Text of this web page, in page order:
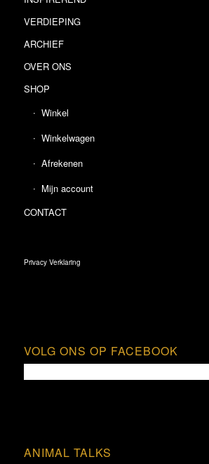
VERDIEPING
ARCHIEF
OVER ONS
SHOP
Winkel
Winkelwagen
Afrekenen
Mijn account
CONTACT
Privacy Verklaring
VOLG ONS OP FACEBOOK
ANIMAL TALKS